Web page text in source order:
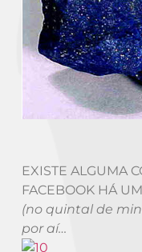
EXISTE ALGUMA
FACEBOOK HÁ
(no quintal de
por aí…